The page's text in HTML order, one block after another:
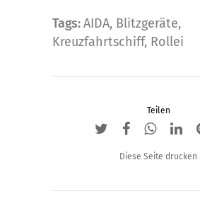
Tags: AIDA, Blitzgeräte,
Kreuzfahrtschiff, Rollei
Teilen
Diese Seite drucken